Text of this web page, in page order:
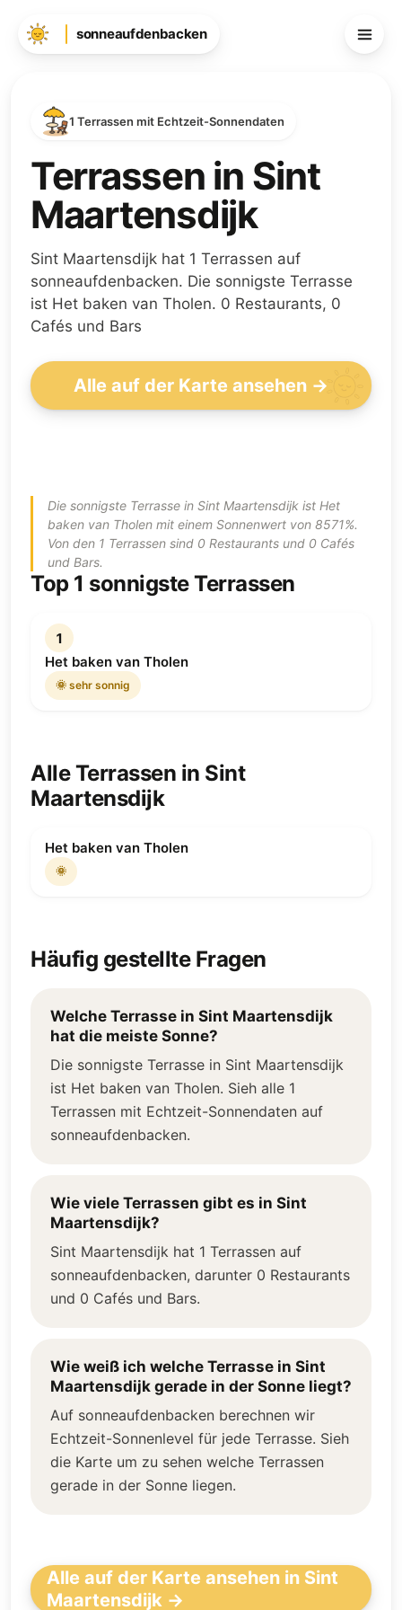
sonneaufdenbacken
1 Terrassen mit Echtzeit-Sonnendaten
Terrassen in Sint
Maartensdijk
Sint Maartensdijk hat 1 Terrassen auf
sonneaufdenbacken. Die sonnigste Terrasse
ist Het baken van Tholen. 0 Restaurants, 0
Cafés und Bars
Alle auf der Karte ansehen →
Die sonnigste Terrasse in Sint Maartensdijk ist Het
baken van Tholen mit einem Sonnenwert von 8571%.
Von den 1 Terrassen sind 0 Restaurants und 0 Cafés
und Bars.
Top 1 sonnigste Terrassen
1
Het baken van Tholen
🌞 sehr sonnig
Alle Terrassen in Sint
Maartensdijk
Het baken van Tholen
🌞
Häufig gestellte Fragen
Welche Terrasse in Sint Maartensdijk
hat die meiste Sonne?
Die sonnigste Terrasse in Sint Maartensdijk
ist Het baken van Tholen. Sieh alle 1
Terrassen mit Echtzeit-Sonnendaten auf
sonneaufdenbacken.
Wie viele Terrassen gibt es in Sint
Maartensdijk?
Sint Maartensdijk hat 1 Terrassen auf
sonneaufdenbacken, darunter 0 Restaurants
und 0 Cafés und Bars.
Wie weiß ich welche Terrasse in Sint
Maartensdijk gerade in der Sonne liegt?
Auf sonneaufdenbacken berechnen wir
Echtzeit-Sonnenlevel für jede Terrasse. Sieh
die Karte um zu sehen welche Terrassen
gerade in der Sonne liegen.
Alle auf der Karte ansehen in Sint
Maartensdijk →